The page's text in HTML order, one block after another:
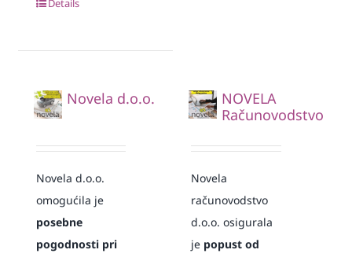
Novela d.o.o.
Novela d.o.o.
omogućila je
posebne
pogodnosti pri
NOVELA
Računovodstvo
Novela
računovodstvo
d.o.o. osigurala
je popust od